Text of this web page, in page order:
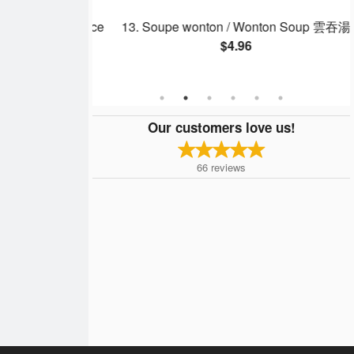
13. Soupe wonton / Wonton Soup 雲吞湯
$4.96
Our customers love us!
66 reviews